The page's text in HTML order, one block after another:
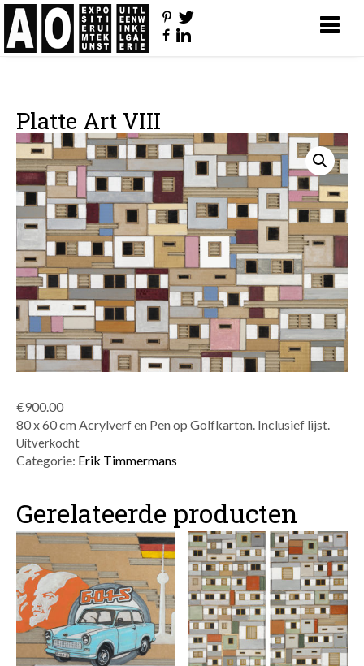
Platte Art VIII
€900.00
80 x 60 cm Acrylverf en Pen op Golfkarton. Inclusief lijst.
Uitverkocht
Categorie: Erik Timmermans
Gerelateerde producten